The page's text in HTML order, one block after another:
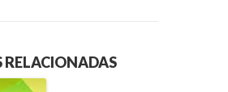
RELACIONADAS